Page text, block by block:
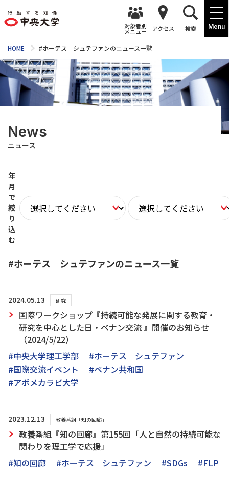
Menu
対象者別
メニュー アクセス 検索
HOME #ホーテス シュテファンのニュース一覧
News
ニュース
年
月
で
絞
り
込
む
#ホーテス シュテファンのニュース一覧
2024.05.13 研究
国際ワークショップ『持続可能な発展に関する教育・
研究を中心とした日・ベナン交流 』開催のお知らせ
（2024/5/22）
#中央大学理工学部
#ホーテス シュテファン
#国際交流イベント
#ベナン共和国
#アボメカラビ大学
2023.12.13 教養番組「知の回廊」
教養番組『知の回廊』第155回「人と自然の持続可能な
関わりを理工学で応援」
#知の回廊
#ホーテス シュテファン #SDGs #FLP